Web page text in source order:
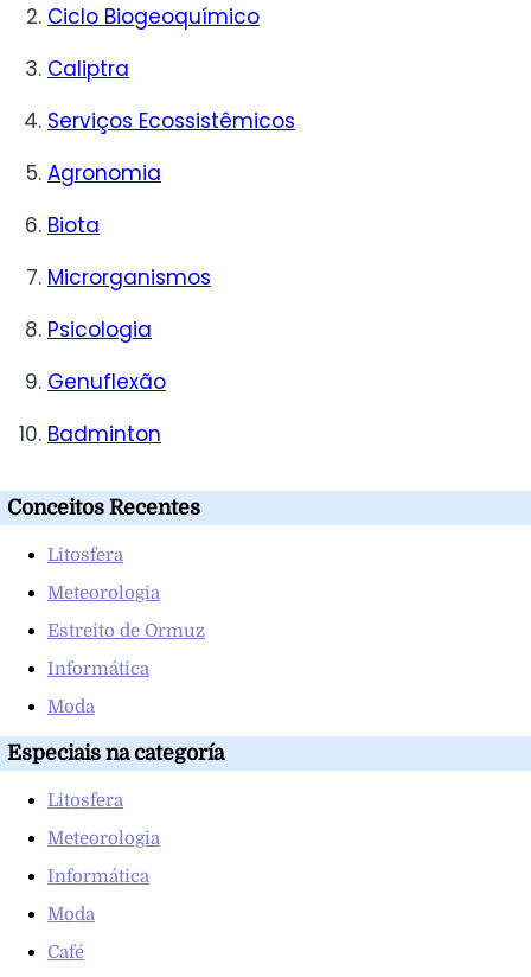
Ciclo Biogeoquímico
Caliptra
Serviços Ecossistêmicos
Agronomia
Biota
Microrganismos
Psicologia
Genuflexão
Badminton
Conceitos Recentes
Litosfera
Meteorologia
Estreito de Ormuz
Informática
Moda
Especiais na categoría
Litosfera
Meteorologia
Informática
Moda
Café